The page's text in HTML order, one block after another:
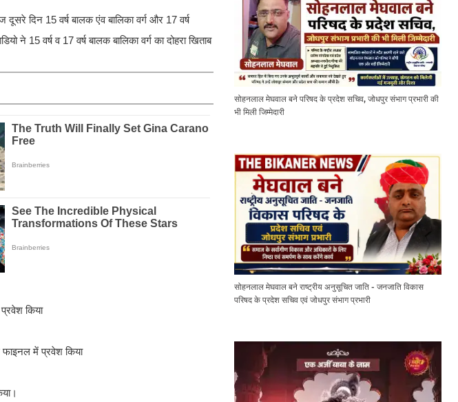
दिन 15 वर्ष बालक एंव बालिका वर्ग और 17 वर्ष
15 वर्ष व 17 वर्ष बालक बालिका वर्ग का दोहरा खिताब
किया
फाइनल में प्रवेश किया
सोहनलाल मेघवाल बने परिषद के प्रदेश सचिव, जोधपुर संभाग प्रभारी की
भी मिली जिम्मेदारी
सोहनलाल मेघवाल बने राष्ट्रीय अनुसूचित जाति - जनजाति विकास
परिषद के प्रदेश सचिव एवं जोधपुर संभाग प्रभारी